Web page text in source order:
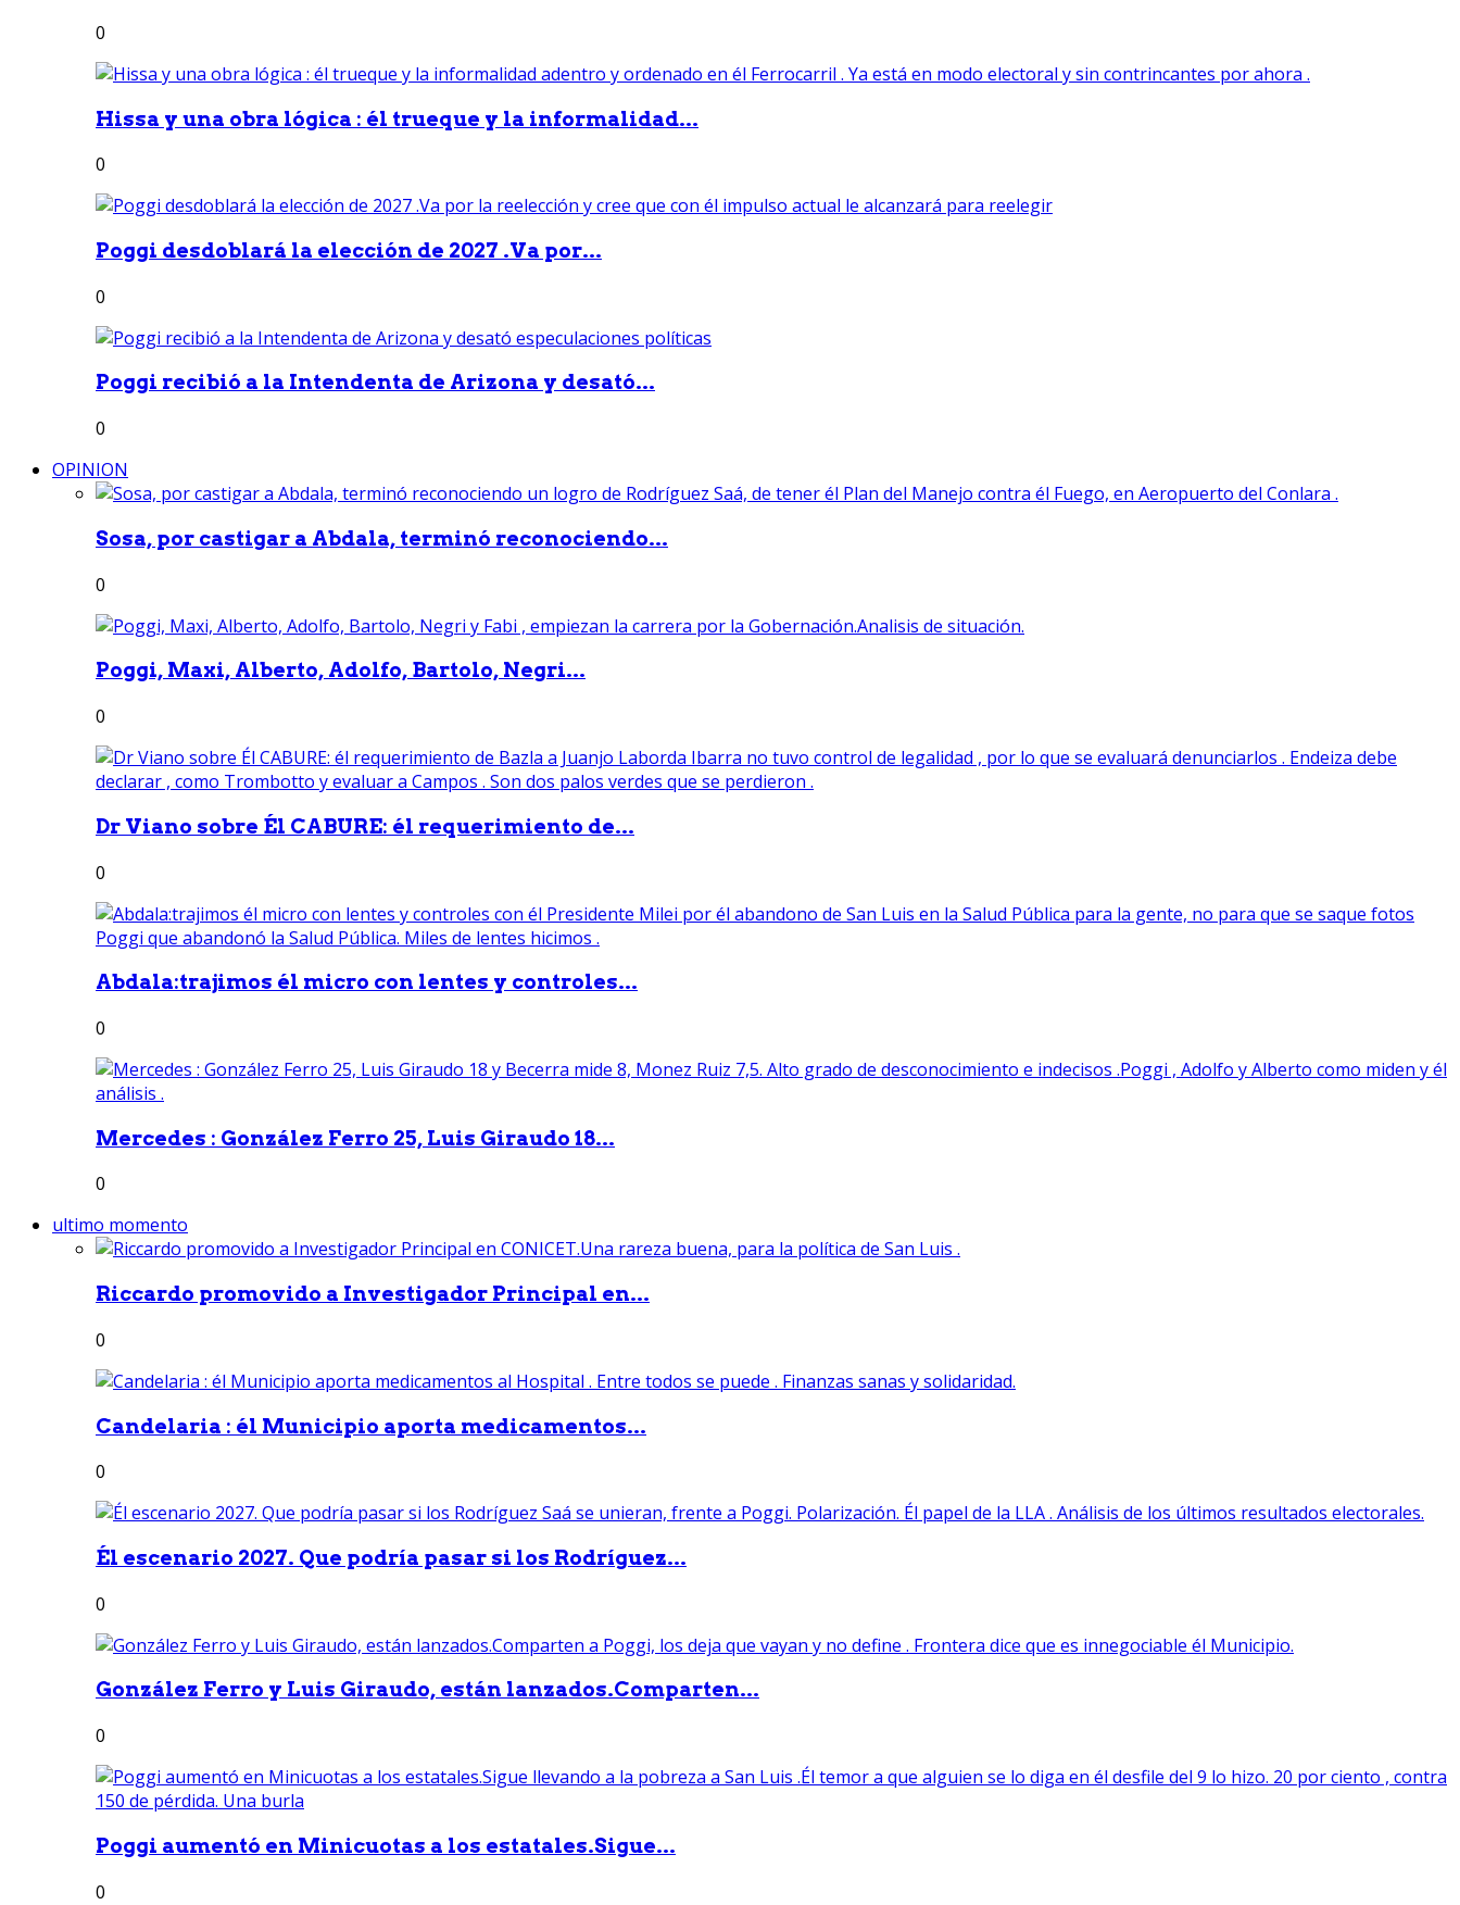
0
Hissa y una obra lógica : él trueque y la informalidad...
0
Poggi desdoblará la elección de 2027 .Va por...
0
Poggi recibió a la Intendenta de Arizona y desató...
0
OPINION
Sosa, por castigar a Abdala, terminó reconociendo...
0
Poggi, Maxi, Alberto, Adolfo, Bartolo, Negri...
0
Dr Viano sobre Él CABURE: él requerimiento de...
0
Abdala:trajimos él micro con lentes y controles...
0
Mercedes : González Ferro 25, Luis Giraudo 18...
0
ultimo momento
Riccardo promovido a Investigador Principal en...
0
Candelaria : él Municipio aporta medicamentos...
0
Él escenario 2027. Que podría pasar si los Rodríguez...
0
González Ferro y Luis Giraudo, están lanzados.Comparten...
0
Poggi aumentó en Minicuotas a los estatales.Sigue...
0